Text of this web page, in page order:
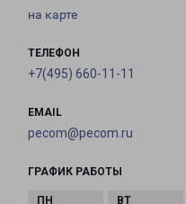
на карте
ТЕЛЕФОН
+7(495) 660-11-11
EMAIL
pecom@pecom.ru
ГРАФИК РАБОТЫ